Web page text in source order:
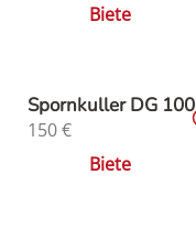
Biete
Spornkuller DG 100
150€
Biete